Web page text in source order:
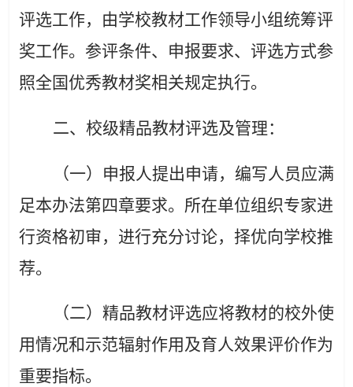
评选工作，由学校教材工作领导小组统筹评
奖工作。参评条件、申报要求、评选方式参
照全国优秀教材奖相关规定执行。
二、校级精品教材评选及管理：
（一）申报人提出申请，编写人员应满
足本办法第四章要求。所在单位组织专家进
行资格初审，进行充分讨论，择优向学校推
荐。
（二）精品教材评选应将教材的校外使
用情况和示范辐射作用及育人效果评价作为
重要指标。